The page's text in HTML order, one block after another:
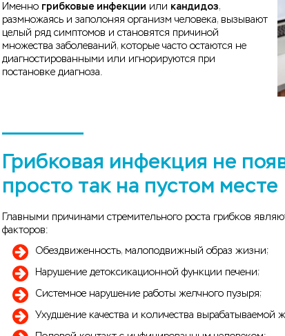
Именно грибковые инфекции или кандидоз,
размножаясь и заполоняя организм человека, вызывают
целый ряд симптомов и становятся причиной
множества заболеваний, которые часто остаются не
диагностированными или игнорируются при
постановке диагноза.
Грибковая инфекция не
просто так на пустом месте
Главными причинами стремительного роста грибков
факторов:
Обездвиженность, малоподвижный образ жизни;
Нарушение детоксикационной функции печени;
Системное нарушение работы желчного пузыря;
Ухудшение качества и количества вырабатываемой